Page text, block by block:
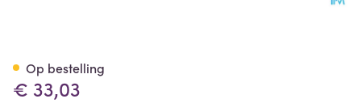
€ 33,03
Op bestelling